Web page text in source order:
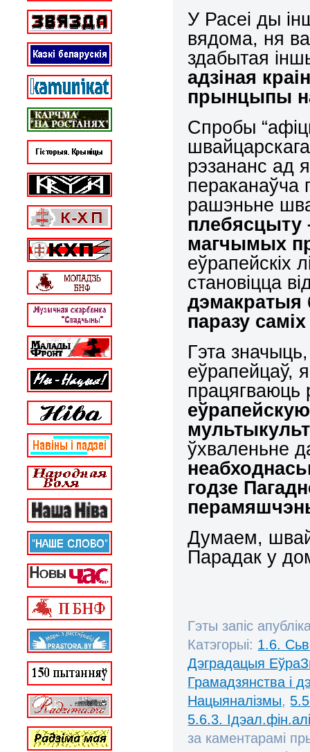
У Расеі ды
вядома, ня
здабытая
адзіная
прынцыпы
Спробы
рэзананс ад
пераканаўча
рашэньне
плебясцыту
магчымых
еўрапейскіх
становіцца
дэмакратыя
паразу
Гэта
еўрапейцаў,
працягваюць
ўхваленьне
годзе
Думаем,
Парадак у
Гэты запіс
Катэгорыі: 1.6.
Дэградацыя
Грамадзянства і
Нацыяналізмы,
5.6.3.
за каментарамі